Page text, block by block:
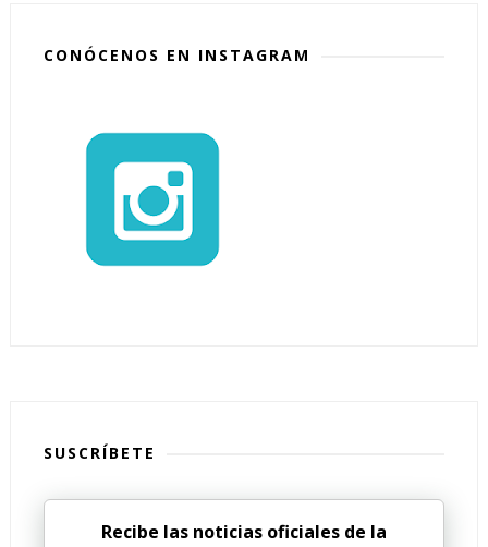
CONÓCENOS EN INSTAGRAM
SUSCRÍBETE
Recibe las noticias oficiales de la